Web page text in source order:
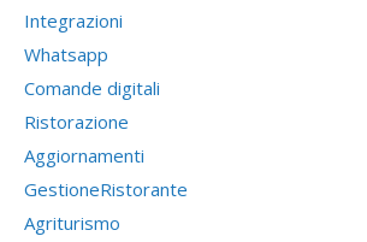
Integrazioni
Whatsapp
Comande digitali
Ristorazione
Aggiornamenti
GestioneRistorante
Agriturismo